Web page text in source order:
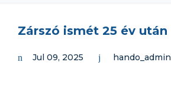
Zárszó ismét 25 év után
Jul 09, 2025 hando_admin